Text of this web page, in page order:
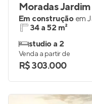
Moradas
Em construção em
34 a 52 m²
studio a 2
Venda a partir de
R$ 303.000